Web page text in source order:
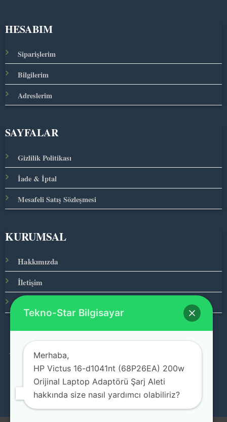
HESABIM
Siparişlerim
Bilgilerim
Adreslerim
SAYFALAR
Gizlilik Politikası
İade & İptal
Mesafeli Satış Sözleşmesi
KURUMSAL
Hakkımızda
İletişim
© 2026 Teknolojinin Starı
Tekno-Star Bilgisayar
Merhaba,
HP Victus 16-d1041nt (68P26EA) 200w
Orijinal Laptop Adaptörü Şarj Aleti
hakkında size nasıl yardımcı olabiliriz?